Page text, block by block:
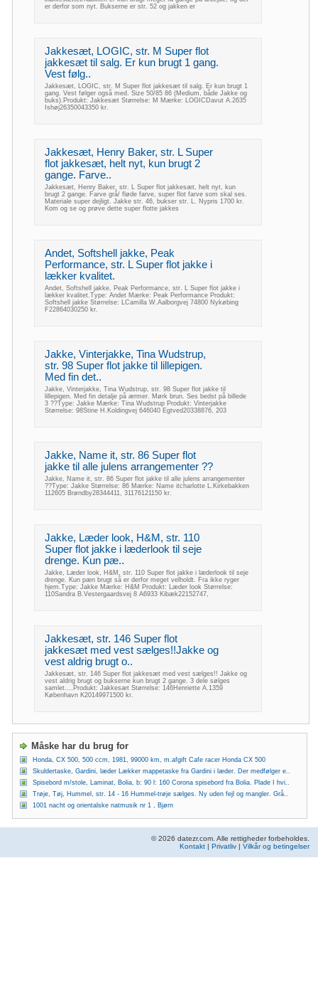
er derfor som nyt. Bukserne er str. 52 og jakken er
Jakkesæt, LOGIC, str. M Super flot
jakkesæt til salg. Er kun brugt 1 gang.
Vest følg..
Jakkesæt, LOGIC, str. M Super flot jakkesæt til salg. Er kun brugt 1
gang. Vest følger også med. Size 50/85 86 (Medium, både Jakke og
buks).Produkt: Jakkesæt Størrelse: M Mærke: LOGICDavut A.2635
Ishøj26350043350 kr.
Jakkesæt, Henry Baker, str. L Super
flot jakkesæt, helt nyt, kun brugt 2
gange. Farve..
Jakkesæt, Henry Baker, str. L Super flot jakkesæt, helt nyt, kun
brugt 2 gange. Farve grå/ fløde farve, super flot farve som skal ses.
Materiale super dejligt. Jakke str. 46, bukser str. L. Nypris 1700 kr.
Kom og se og prøve dette super flotte jakkes
Andet, Softshell jakke, Peak
Performance, str. L Super flot jakke i
lækker kvalitet.
Andet, Softshell jakke, Peak Performance, str. L Super flot jakke i
lækker kvalitet.Type: Andet Mærke: Peak Performance Produkt:
Softshell jakke Størrelse: LCamilla W.Aalborgvej 74800 Nykøbing
F22864030250 kr.
Jakke, Vinterjakke, Tina Wudstrup,
str. 98 Super flot jakke til lillepigen.
Med fin det..
Jakke, Vinterjakke, Tina Wudstrup, str. 98 Super flot jakke til
lillepigen. Med fin detalje på ærmer. Mørk brun. Ses bedst på billede
3 ??Type: Jakke Mærke: Tina Wudstrup Produkt: Vinterjakke
Størrelse: 98Stine H.Koldingvej 646040 Egtved20338876, 203
Jakke, Name it, str. 86 Super flot
jakke til alle julens arrangementer ??
Jakke, Name it, str. 86 Super flot jakke til alle julens arrangementer
??Type: Jakke Størrelse: 86 Mærke: Name itcharlotte L.Kirkebakken
112605 Brøndby28344411, 31176121150 kr.
Jakke, Læder look, H&M, str. 110
Super flot jakke i læderlook til seje
drenge. Kun pæ..
Jakke, Læder look, H&M, str. 110 Super flot jakke i læderlook til seje
drenge. Kun pæn brugt så er derfor meget velholdt. Fra ikke ryger
hjem.Type: Jakke Mærke: H&M Produkt: Læder look Størrelse:
110Sandra B.Vestergaardsvej 8 A6933 Kibæk22152747,
Jakkesæt, str. 146 Super flot
jakkesæt med vest sælges!!Jakke og
vest aldrig brugt o..
Jakkesæt, str. 146 Super flot jakkesæt med vest sælges!! Jakke og
vest aldrig brugt og bukserne kun brugt 2 gange. 3 dele sølges
samlet....Produkt: Jakkesæt Størrelse: 146Henriette A.1359
København K20149971500 kr.
Måske har du brug for
Honda, CX 500, 500 ccm, 1981, 99000 km, m.afgift Cafe racer Honda CX 500
Skuldertaske, Gardini, læder Lækker mappetaske fra Gardini i læder. Der medfølger e..
Spisebord m/stole, Laminat, Bolia, b: 90 l: 160 Corona spisebord fra Bolia. Plade I hvi..
Trøje, Tøj, Hummel, str. 14 - 16 Hummel-trøje sælges. Ny uden fejl og mangler. Grå..
1001 nacht og orientalske natmusik nr 1 , Bjørn
© 2026 datezr.com. Alle rettigheder forbeholdes.
Kontakt | Privatliv | Vilkår og betingelser